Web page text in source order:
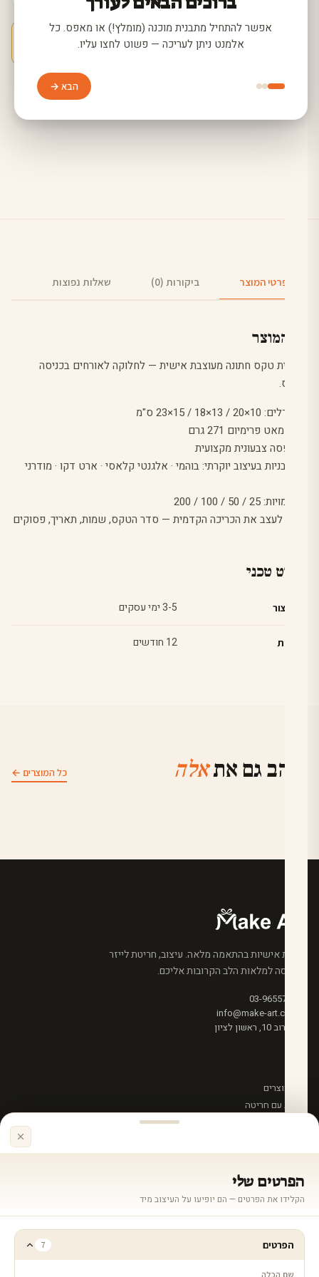
הפרטים שלי
הקלידו את הפרטים — הם יופיעו על העיצוב מיד
הפרטים 7
שם הכלה
אפשר להתחיל מתבנית מוכנה (מומלץ!) או מאפס. כל
אלמנט ניתן לעריכה — פשוט לחצו עליו.
הבא →
הטקס
רעות
דניאל
10 · במאי · 2026
גן האירועים · תל אביבהטקסקבלת פנים · כניסה לחופה
שבע ברכות · חתימת הכתובה
ריקודים · אוכל וברכות
בחריטה והדפסה איכותית
בכל רחבי הארץ
פרטי המוצר ביקורות (0) שאלות נפוצות
על המוצר
תוכניית טקס חתונה מעוצבת אישית — לחלוקה לאורחים בכניסה
לטקס.
• נייר מאט פרימיום 271 גרם
• הדפסה צבעונית מקצועית
• 4 תבניות בעיצוב יוקרתי: בוהמי · אלגנטי קלאסי · ארט דקו · מודרני
• ניתן לעצב את הכריכה הקדמית — סדר הטקס, שמות, תאריך, פסוקים
מפרט טכני
זמן ייצור 3-5 ימי עסקים
אחריות 12 חודשים
יאהב גם אתאלה כל המוצרים ←
מתנות אישיות בהתאמה מלאה. עיצוב, חריטת לייזר
והדפסה למלאות הלב הקרובות אליכם.
03-9655781
info@make-art.co.il
סחרוב 10, ראשון לציון
כל המוצרים
מתנות עם חריטה
מתנות לחג
מתנה ל...
לגבר
לאישה
לאבא